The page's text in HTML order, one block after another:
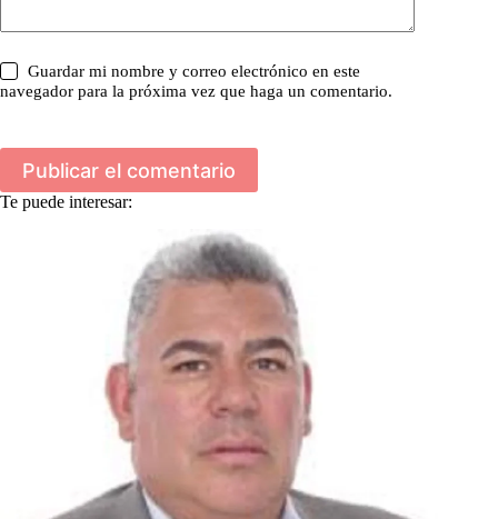
Guardar mi nombre y correo electrónico en este
navegador para la próxima vez que haga un comentario.
Publicar el comentario
Te puede interesar: